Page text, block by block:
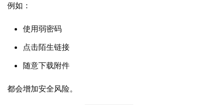
例如：
使用弱密码
点击陌生链接
随意下载附件
都会增加安全风险。